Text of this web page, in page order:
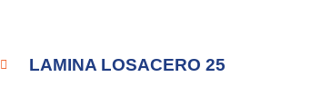
LAMINA LOSACERO 25